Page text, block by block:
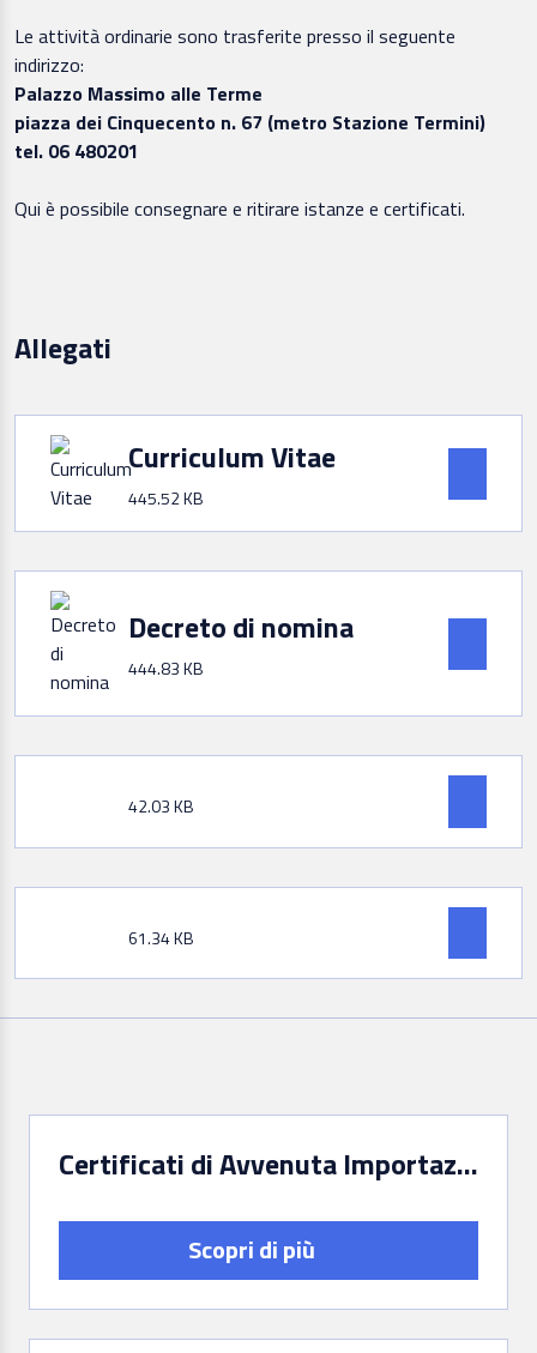
Le attività ordinarie sono trasferite presso il seguente
indirizzo:
Palazzo Massimo alle Terme
piazza dei Cinquecento n. 67 (metro Stazione Termini)
tel. 06 480201
Qui è possibile consegnare e ritirare istanze e certificati.
Allegati
Curriculum Vitae
445.52 KB
Decreto di nomina
444.83 KB
42.03 KB
61.34 KB
Certificati di Avvenuta Importazione/Spedizione (art. 72 del D.Lgs. 42/2004)
Scopri di più